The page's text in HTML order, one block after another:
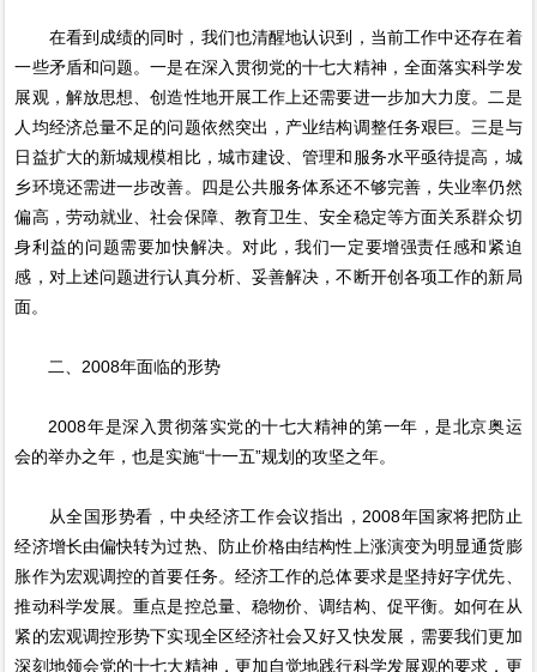
在看到成绩的同时，我们也清醒地认识到，当前工作中还存在着
一些矛盾和问题。一是在深入贯彻党的十七大精神，全面落实科学发
展观，解放思想、创造性地开展工作上还需要进一步加大力度。二是
人均经济总量不足的问题依然突出，产业结构调整任务艰巨。三是与
日益扩大的新城规模相比，城市建设、管理和服务水平亟待提高，城
乡环境还需进一步改善。四是公共服务体系还不够完善，失业率仍然
偏高，劳动就业、社会保障、教育卫生、安全稳定等方面关系群众切
身利益的问题需要加快解决。对此，我们一定要增强责任感和紧迫
感，对上述问题进行认真分析、妥善解决，不断开创各项工作的新局
面。
二、2008年面临的形势
2008年是深入贯彻落实党的十七大精神的第一年，是北京奥运
会的举办之年，也是实施“十一五”规划的攻坚之年。
从全国形势看，中央经济工作会议指出，2008年国家将把防止
经济增长由偏快转为过热、防止价格由结构性上涨演变为明显通货膨
胀作为宏观调控的首要任务。经济工作的总体要求是坚持好字优先、
推动科学发展。重点是控总量、稳物价、调结构、促平衡。如何在从
紧的宏观调控形势下实现全区经济社会又好又快发展，需要我们更加
深刻地领会党的十七大精神，更加自觉地践行科学发展观的要求，更